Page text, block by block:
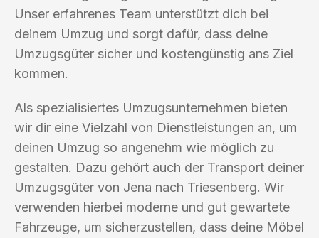
Unser erfahrenes Team unterstützt dich bei
deinem Umzug und sorgt dafür, dass deine
Umzugsgüter sicher und kostengünstig ans Ziel
kommen.
Als spezialisiertes Umzugsunternehmen bieten
wir dir eine Vielzahl von Dienstleistungen an, um
deinen Umzug so angenehm wie möglich zu
gestalten. Dazu gehört auch der Transport deiner
Umzugsgüter von Jena nach Triesenberg. Wir
verwenden hierbei moderne und gut gewartete
Fahrzeuge, um sicherzustellen, dass deine Möbel